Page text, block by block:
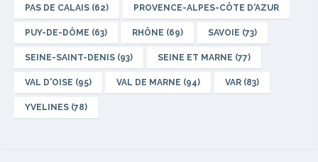
PAS DE CALAIS (62) PROVENCE-ALPES-CÔTE D'AZUR
PUY-DE-DÔME (63) RHÔNE (69) SAVOIE (73)
SEINE-SAINT-DENIS (93) SEINE ET MARNE (77)
VAL D'OISE (95) VAL DE MARNE (94) VAR (83)
YVELINES (78)